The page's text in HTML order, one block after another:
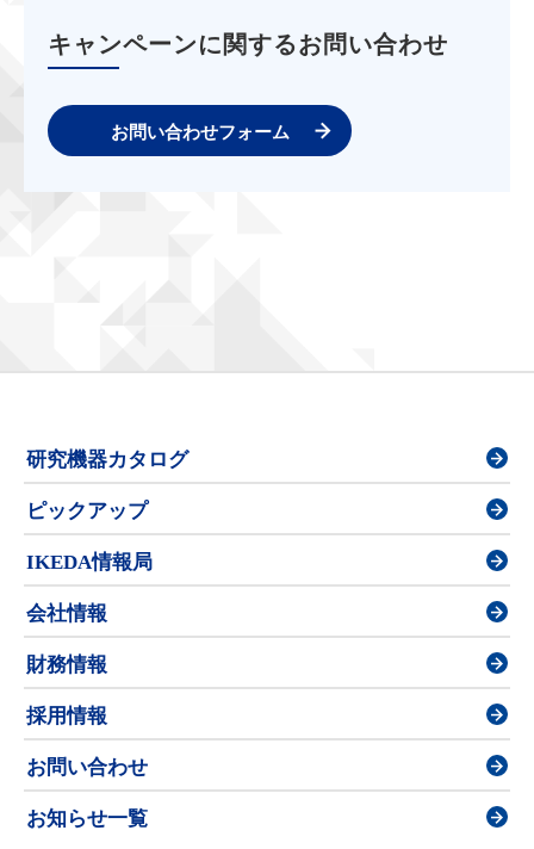
キャンペーンに関するお問い合わせ
お問い合わせフォーム
研究機器カタログ
ピックアップ
IKEDA情報局
会社情報
財務情報
採用情報
お問い合わせ
お知らせ一覧